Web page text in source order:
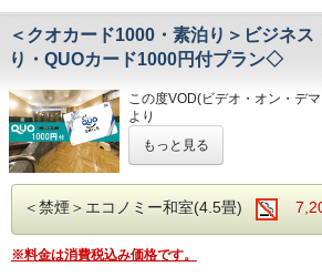
第31番札所 竹林寺…車で約20
第33番札所 雪蹊寺…車で約20
します
◇その他サービス◇
・全館無料Wi-Fi対応
・VOD(ビデオオンデマンド)設
・各種無料貸出グッズ
・24時間フロント対応
◇アクセス◇
・JR高知駅…徒歩5分
・高知IC…車で約10分
・高知龍馬空港…車で約25分
・男性用サウナ/15:00～24:00
◇駐車場◇
・大型トラックやバスも駐車可
完備。
(700円/泊 ※車輌の大きさによっ
※大型車をご利用の場合は必ず
※駐車場は先着順になります
◇その他サービス◇
・全館無料Wi-Fi対応
・コインランドリー、乾燥機設置
②JR高知駅から徒歩5分の好立
③良質の睡眠をご提供!シモンズ
④広々とした男女大浴場!深夜は
浴可能
⑤ホテルに隣接した平置き駐車
チェックインの際にメニューを
どちらもバランスの良い定食ス
お米は高知のブランド米を使用
＜クオカード1000・素泊り＞ビジネ
り・QUOカード1000円付プラン◇
この度VOD(ビデオ・オン・デ
より
りました。
今までご愛顧いただき、誠にあ
何卒ご理解を賜りますようお願
QUOカード1000円付のプランで
☆こちらは食事なしの素泊りプ
☆港屋自慢のサービス・ベッド
もっと見る
＜禁煙＞エコノミー和室(4.5畳)
※料金は消費税込み価格です。